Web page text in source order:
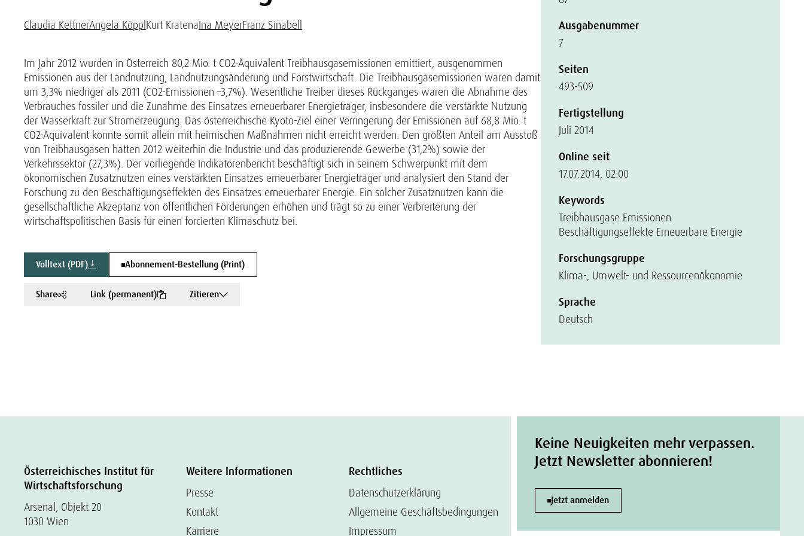
Claudia KettnerAngela Köppl Kurt KratenaIna MeyerFranz Sinabell
Im Jahr 2012 wurden in Österreich 80,2 Mio. t CO2-Äquivalent Treibhausgasemissionen emittiert, ausgenommen
Emissionen aus der Landnutzung, Landnutzungsänderung und Forstwirtschaft. Die Treibhausgasemissionen waren damit
um 3,3% niedriger als 2011 (CO2-Emissionen –3,7%). Wesentliche Treiber dieses Rückganges waren die Abnahme des
Verbrauches fossiler und die Zunahme des Einsatzes erneuerbarer Energieträger, insbesondere die verstärkte Nutzung
der Wasserkraft zur Stromerzeugung. Das österreichische Kyoto-Ziel einer Verringerung der Emissionen auf 68,8 Mio. t
CO2-Äquivalent konnte somit allein mit heimischen Maßnahmen nicht erreicht werden. Den größten Anteil am Ausstoß
von Treibhausgasen hatten 2012 weiterhin die Industrie und das produzierende Gewerbe (31,2%) sowie der
Verkehrssektor (27,3%). Der vorliegende Indikatorenbericht beschäftigt sich in seinem Schwerpunkt mit dem
ökonomischen Zusatznutzen eines verstärkten Einsatzes erneuerbarer Energieträger und analysiert den Stand der
Forschung zu den Beschäftigungseffekten des Einsatzes erneuerbarer Energie. Ein solcher Zusatznutzen kann die
gesellschaftliche Akzeptanz von öffentlichen Förderungen erhöhen und trägt so zu einer Verbreiterung der
wirtschaftspolitischen Basis für einen forcierten Klimaschutz bei.
Volltext (PDF) Abonnement-Bestellung (Print)
Share Link (permanent) Zitieren
Ausgabenummer
7
Seiten
493-509
Fertigstellung
Juli 2014
Online seit
17.07.2014, 02:00
Keywords
Treibhausgase Emissionen
Beschäftigungseffekte Erneuerbare Energie
Forschungsgruppe
Klima-, Umwelt- und Ressourcenökonomie
Sprache
Deutsch
Österreichisches Institut für
Wirtschaftsforschung
Arsenal, Objekt 20
1030 Wien
Weitere Informationen
Presse
Kontakt
Karriere
Rechtliches
Datenschutzerklärung
Allgemeine Geschäftsbedingungen
Impressum
Keine Neuigkeiten mehr verpassen.
Jetzt Newsletter abonnieren!
Jetzt anmelden